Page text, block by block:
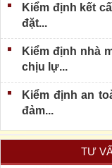
Kiểm định kết
đặt...
Kiểm định nhà
chịu lự...
Kiểm định an
đảm...
TƯ